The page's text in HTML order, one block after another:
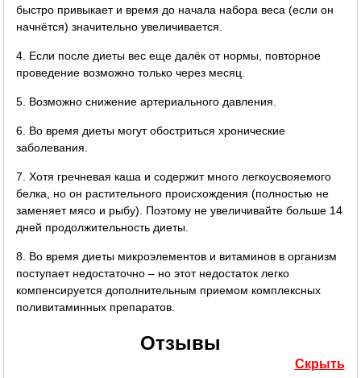
быстро привыкает и время до начала набора веса (если он
начнётся) значительно увеличивается.
4. Если после диеты вес еще далёк от нормы, повторное
проведение возможно только через месяц.
5. Возможно снижение артериального давления.
6. Во время диеты могут обостриться хронические
заболевания.
7. Хотя гречневая каша и содержит много легкоусвояемого
белка, но он растительного происхождения (полностью не
заменяет мясо и рыбу). Поэтому не увеличивайте больше 14
дней продолжительность диеты.
8. Во время диеты микроэлементов и витаминов в организм
поступает недостаточно – но этот недостаток легко
компенсируется дополнительным приемом комплексных
поливитаминных препаратов.
Отзывы
Скрыть